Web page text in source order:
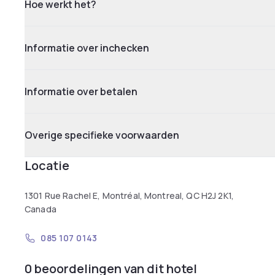
Hoe werkt het?
Informatie over inchecken
Informatie over betalen
Overige specifieke voorwaarden
Locatie
1301 Rue Rachel E, Montréal, Montreal, QC H2J 2K1,
Canada
085 107 0143
0 beoordelingen van dit hotel